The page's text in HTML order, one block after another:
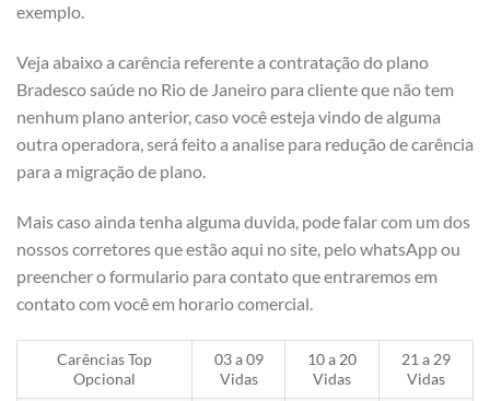
exemplo.
Veja abaixo a carência referente a contratação do plano
Bradesco saúde no Rio de Janeiro para cliente que não tem
nenhum plano anterior, caso você esteja vindo de alguma
outra operadora, será feito a analise para redução de carência
para a migração de plano.
Mais caso ainda tenha alguma duvida, pode falar com um dos
nossos corretores que estão aqui no site, pelo whatsApp ou
preencher o formulario para contato que entraremos em
contato com você em horario comercial.
Carências Top
Opcional
03 a 09
Vidas
10 a 20
Vidas
21 a 29
Vidas